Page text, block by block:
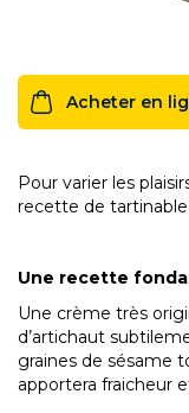
Acheter en
Pour varier les
recette de tartinable
Une recette
Une crème très
d’artichaut
graines de sésame
apportera fraicheur